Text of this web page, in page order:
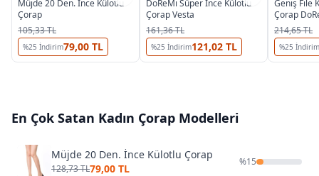
Müjde 20 Den. İnce Külotlu
Çorap
105,33 TL
%25 İndirim79,00 TL
DoReMi Süper İnce Külotlu
Çorap Vesta
161,36 TL
%25 İndirim121,02 TL
Geniş File
Çorap
214,65 TL
%25 İndirim
En Çok Satan Kadın Çorap Modelleri
Müjde 20 Den. İnce Külotlu Çorap
128,73 TL79,00 TL
%15